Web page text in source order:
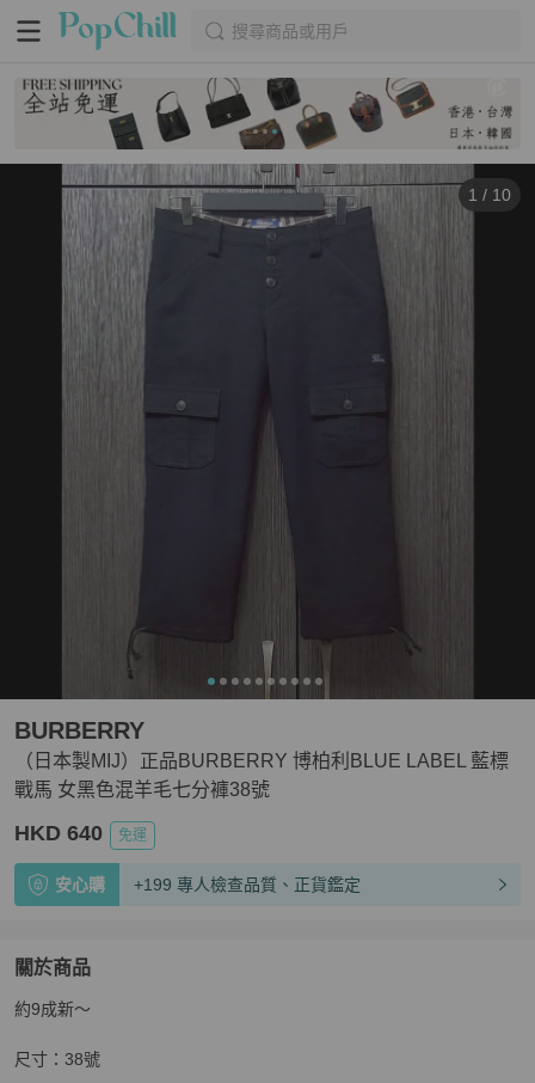
搜尋商品或用戶
1 / 10
（日本製MIJ）正品BURBERRY 博柏利BLUE LABEL 藍標
戰馬 女黑色混羊毛七分褲38號
BURBERRY
HKD 640 免運
安心購 +199 專人檢查品質、正貨鑑定
關於商品
關於（日本製MIJ）正品BURBERRY 博柏利BLUE LABEL 藍
約9成新～
尺寸：38號